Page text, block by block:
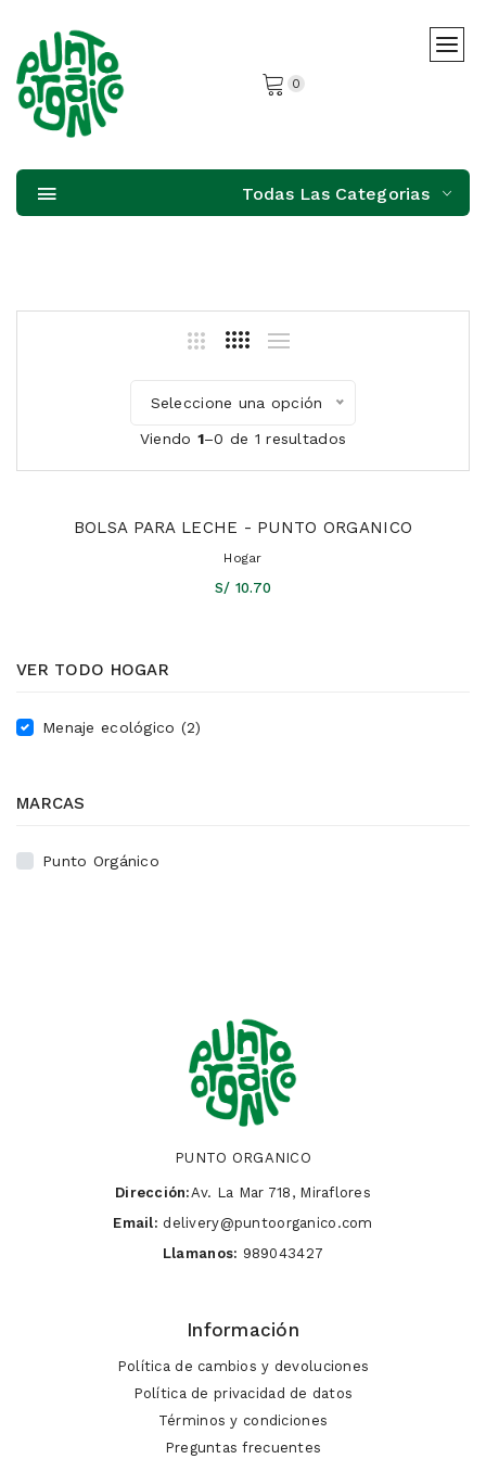
0
Todas Las Categorias
VER TODO HOGAR
Menaje ecológico (2)
MARCAS
Punto Orgánico
Seleccione una opción
Viendo 1–0 de 1 resultados
BOLSA PARA LECHE - PUNTO ORGANICO
Hogar
S/ 10.70
PUNTO ORGANICO
Dirección:Av. La Mar 718, Miraflores
Email: delivery@puntoorganico.com
Llamanos: 989043427
Información
Política de cambios y devoluciones
Política de privacidad de datos
Términos y condiciones
Preguntas frecuentes